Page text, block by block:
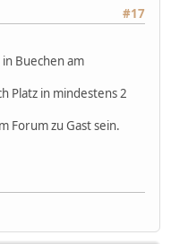
#17
Buechen am
Platz in mindestens 2
Forum zu Gast sein.